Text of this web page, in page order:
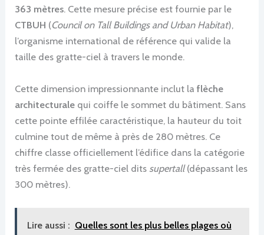
363 mètres. Cette mesure précise est fournie par le
CTBUH (Council on Tall Buildings and Urban Habitat),
l’organisme international de référence qui valide la
taille des gratte-ciel à travers le monde.
Cette dimension impressionnante inclut laflèche
architecturale qui coiffe le sommet du bâtiment. Sans
cette pointe effilée caractéristique, la hauteur du toit
culmine tout de même à près de 280 mètres. Ce
chiffre classe officiellement l’édifice dans la catégorie
très fermée des gratte-ciel dits supertall(dépassant les
300 mètres).
Lire aussi : Quelles sont les plus belles plages où